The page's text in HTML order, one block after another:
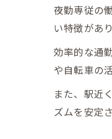
夜勤専従の
い特徴があ
効率的な通
や自転車の
また、駅近
ズムを安定